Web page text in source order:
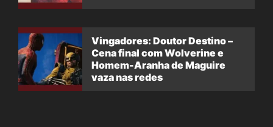
Vingadores: Doutor Destino –
Cena final com Wolverine e
Homem-Aranha de Maguire
vaza nas redes